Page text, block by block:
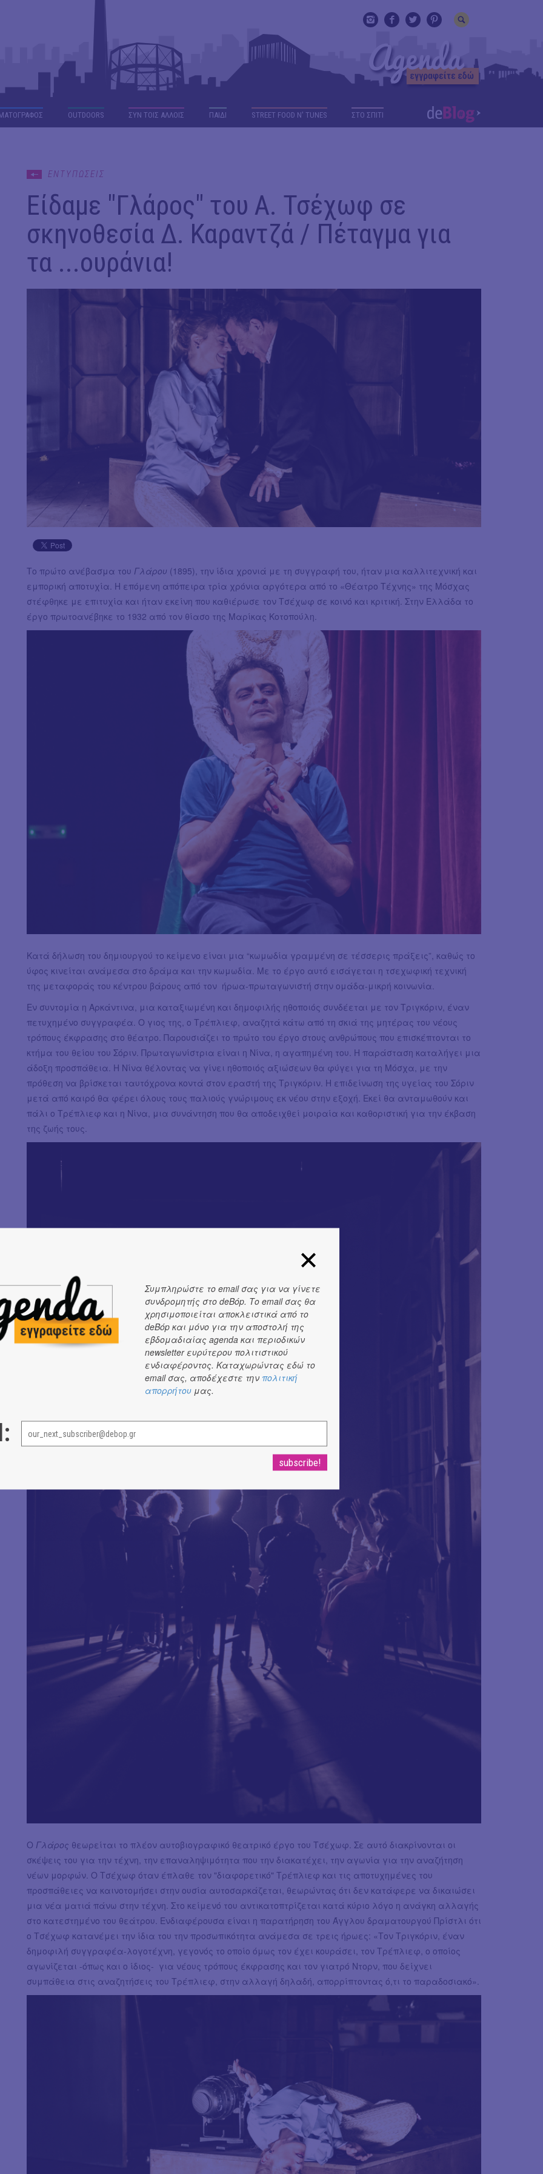
OUTDΟORS ΣΥΝ ΤΟΙΣ ΑΛΛΟΙΣ ΠΑΙΔΙ STREET FOOD N' TUNES ΣΤΟ ΣΠΙΤΙ
ΕΝΤΥΠΩΣΕΙΣ
Είδαμε "Γλάρος" του Α. Τσέχωφ σε
σκηνοθεσία Δ. Καραντζά / Πέταγμα για
τα ...ουράνια!
Tο πρώτο ανέβασμα του Γλάρου (1895), την ίδια χρονιά με τη συγγραφή του, ήταν μια καλλιτεχνική και
εμπορική αποτυχία. Η επόμενη απόπειρα τρία χρόνια αργότερα από το «Θέατρο Τέχνης» της Μόσχας
στέφθηκε με επιτυχία και ήταν εκείνη που καθιέρωσε τον Τσέχωφ σε κοινό και κριτική. Στην Ελλάδα το
έργο πρωτοανέβηκε το 1932 από τον θίασο της Μαρίκας Κοτοπούλη.
Κατά δήλωση του δημιουργού το κείμενο είναι μια “κωμωδία γραμμένη σε τέσσερις πράξεις”, καθώς το
ύφος κινείται ανάμεσα στο δράμα και την κωμωδία. Με το έργο αυτό εισάγεται η τσεχωφική τεχνική
της μεταφοράς του κέντρου βάρους από τον ήρωα-πρωταγωνιστή στην ομάδα-μικρή κοινωνία.
Εν συντομία η Αρκάντινα, μια καταξιωμένη και δημοφιλής ηθοποιός συνδέεται με τον Τριγκόριν, έναν
πετυχημένο συγγραφέα. Ο γιος της, ο Τρέπλιεφ, αναζητά κάτω από τη σκιά της μητέρας του νέους
τρόπους έκφρασης στο θέατρο. Παρουσιάζει το πρώτο του έργο στους ανθρώπους που επισκέπτονται το
κτήμα του θείου του Σόριν. Πρωταγωνίστρια είναι η Νίνα, η αγαπημένη του. Η παράσταση καταλήγει μια
άδοξη προσπάθεια. Η Νίνα θέλοντας να γίνει ηθοποιός αξιώσεων θα φύγει για τη Μόσχα, με την
πρόθεση να βρίσκεται ταυτόχρονα κοντά στον εραστή της Τριγκόριν. Η επιδείνωση της υγείας του Σόριν
μετά από καιρό θα φέρει όλους τους παλιούς γνώριμους εκ νέου στην εξοχή. Εκεί θα ανταμωθούν και
πάλι ο Τρέπλιεφ και η Νίνα, μια συνάντηση που θα αποδειχθεί μοιραία και καθοριστική για την έκβαση
της ζωής τους.
Ο Γλάρος θεωρείται το πλέον αυτοβιογραφικό θεατρικό έργο του Τσέχωφ. Σε αυτό διακρίνονται οι
σκέψεις του για την τέχνη, την επαναληψιμότητα που την διακατέχει, την αγωνία για την αναζήτηση
νέων μορφών. Ο Τσέχωφ όταν έπλαθε τον "διαφορετικό" Τρέπλιεφ και τις αποτυχημένες του
προσπάθειες να καινοτομήσει στην ουσία αυτοσαρκάζεται, θεωρώντας ότι δεν κατάφερε να δικαιώσει
μια νέα ματιά πάνω στην τέχνη. Στο κείμενό του αντικατοπτρίζεται κατά κύριο λόγο η ανάγκη αλλαγής
στο κατεστημένο του θεάτρου. Ενδιαφέρουσα είναι η παρατήρηση του Άγγλου δραματουργού Πρίστλι ότι
ο Τσέχωφ κατανέμει την ίδια του την προσωπικότητα ανάμεσα σε τρεις ήρωες: «Τον Τριγκόριν, έναν
δημοφιλή συγγραφέα-λογοτέχνη, γεγονός το οποίο όμως τον έχει κουράσει, τον Τρέπλιεφ, ο οποίος
αγωνίζεται -όπως και ο ίδιος- για νέους τρόπους έκφρασης και τον γιατρό Ντορν, που δείχνει
συμπάθεια στις αναζητήσεις του Τρέπλιεφ, στην αλλαγή δηλαδή, απορρίπτοντας ό,τι το παραδοσιακό».
Συμπληρώστε το email σας για να γίνετε
συνδρομητής στο deBόp. Το email σας θα
χρησιμοποιείται αποκλειστικά από το
deBόp και μόνο για την αποστολή της
εβδομαδιαίας agenda και περιοδικών
newsletter ευρύτερου πολιτιστικού
ενδιαφέροντος. Καταχωρώντας εδώ το
email σας, αποδέχεστε την πολιτική
απορρήτου μας.